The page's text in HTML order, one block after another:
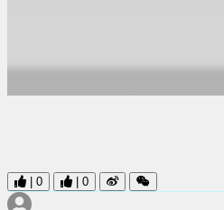
0 0